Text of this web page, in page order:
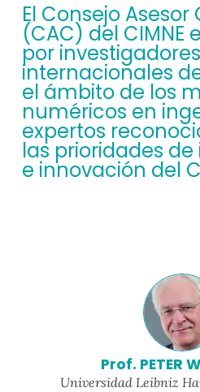
El Consejo
(CAC) del
por investigadores
internacionales
el ámbito de los
numéricos en
expertos
las prioridades
e innovación del
Prof. PETER
Universidad Leibniz